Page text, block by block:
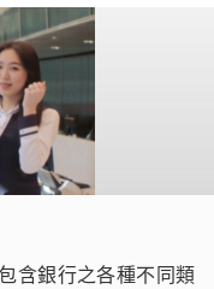
含銀行之各種不同類